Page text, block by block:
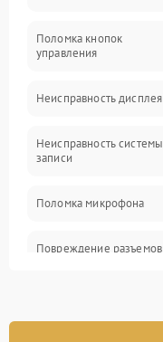
Управление
ПО
Корпус/Герметичность
Поломка кнопок
управления
Неисправность дисплея
Неисправность системы
записи
Поломка микрофона
Повреждение разъемов
стабилизации